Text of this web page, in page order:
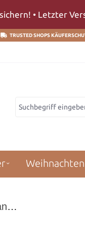
• Letzter
TRUSTED SHOPS
Weihnachten
Balmoral Rankenband Schwarz